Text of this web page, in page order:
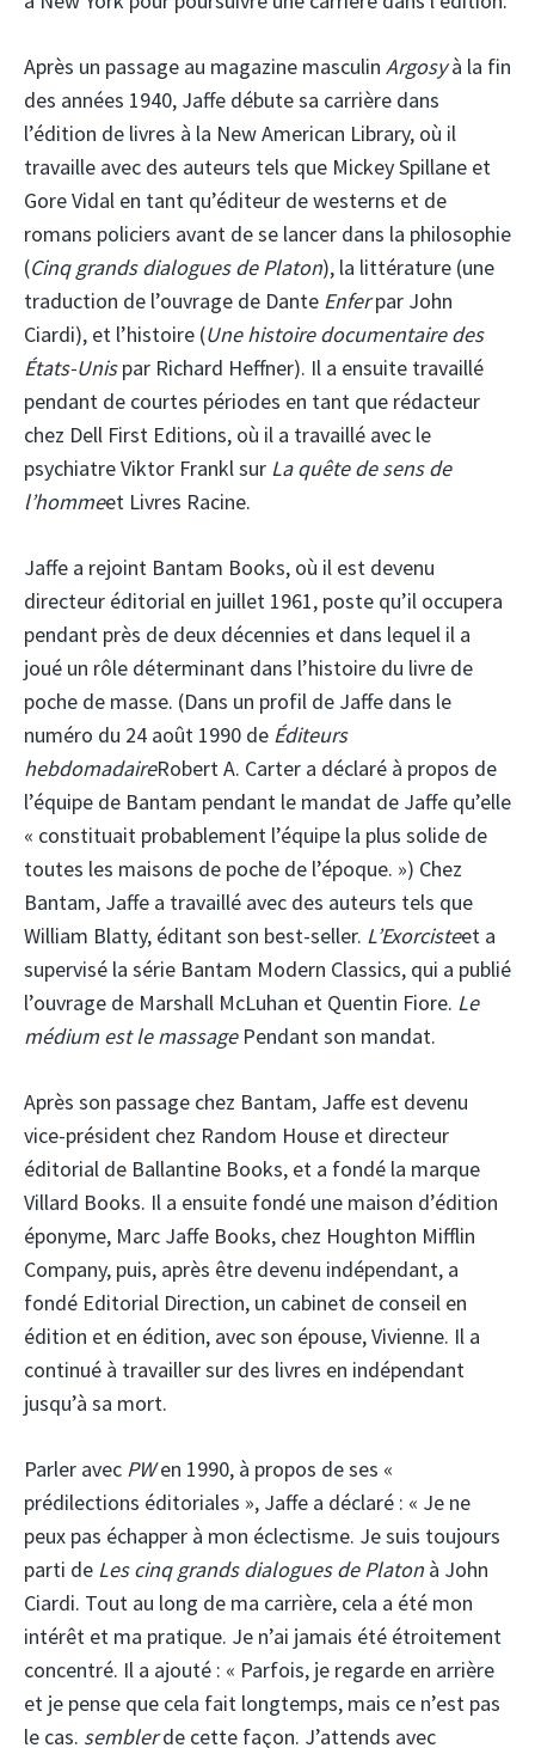
Après un passage au magazine masculin Argosyà la fin
des années 1940, Jaffe débute sa carrière dans
l’édition de livres à la New American Library, où il
travaille avec des auteurs tels que Mickey Spillane et
Gore Vidal en tant qu’éditeur de westerns et de
romans policiers avant de se lancer dans la philosophie
(Cinq grands dialogues de Platon), la littérature (une
traduction de l’ouvrage de Dante Enferpar John
Ciardi), et l’histoire (Une histoire documentaire des
États-Unispar Richard Heffner). Il a ensuite travaillé
pendant de courtes périodes en tant que rédacteur
chez Dell First Editions, où il a travaillé avec le
psychiatre Viktor Frankl sur La quête de sens de
l’hommeet Livres Racine.
Jaffe a rejoint Bantam Books, où il est devenu
directeur éditorial en juillet 1961, poste qu’il occupera
pendant près de deux décennies et dans lequel il a
joué un rôle déterminant dans l’histoire du livre de
poche de masse. (Dans un profil de Jaffe dans le
numéro du 24 août 1990 de Éditeurs
hebdomadaireRobert A. Carter a déclaré à propos de
l’équipe de Bantam pendant le mandat de Jaffe qu’elle
« constituait probablement l’équipe la plus solide de
toutes les maisons de poche de l’époque. ») Chez
Bantam, Jaffe a travaillé avec des auteurs tels que
William Blatty, éditant son best-seller. L’Exorcisteet a
supervisé la série Bantam Modern Classics, qui a publié
l’ouvrage de Marshall McLuhan et Quentin Fiore. Le
médium est le massagePendant son mandat.
Après son passage chez Bantam, Jaffe est devenu
vice-président chez Random House et directeur
éditorial de Ballantine Books, et a fondé la marque
Villard Books. Il a ensuite fondé une maison d’édition
éponyme, Marc Jaffe Books, chez Houghton Mifflin
Company, puis, après être devenu indépendant, a
fondé Editorial Direction, un cabinet de conseil en
édition et en édition, avec son épouse, Vivienne. Il a
continué à travailler sur des livres en indépendant
jusqu’à sa mort.
Parler avec PWen 1990, à propos de ses «
prédilections éditoriales », Jaffe a déclaré : « Je ne
peux pas échapper à mon éclectisme. Je suis toujours
parti de Les cinq grands dialogues de Platon à John
Ciardi. Tout au long de ma carrière, cela a été mon
intérêt et ma pratique. Je n’ai jamais été étroitement
concentré. Il a ajouté : « Parfois, je regarde en arrière
et je pense que cela fait longtemps, mais ce n’est pas
le cas. semblerde cette façon. J’attends avec